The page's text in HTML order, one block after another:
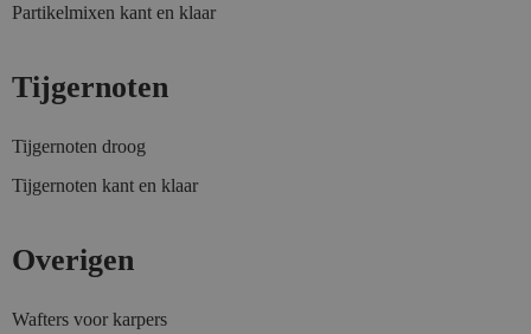
Partikelmixen kant en klaar
Tijgernoten
Tijgernoten droog
Tijgernoten kant en klaar
Overigen
Wafters voor karpers